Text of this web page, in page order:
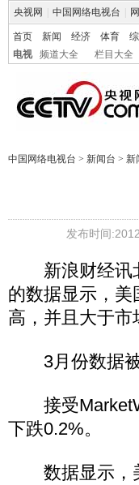
央视网 中国网络电视台
首页 新闻 经济 体育
电视
频道大全 栏目大全
中国网络电视台 > 新闻台 > 新
发布时间
新浪财经讯北
的数据显示，
高，并且大于
3月份数据被
接受
下跌0.2%。
数据显示，美